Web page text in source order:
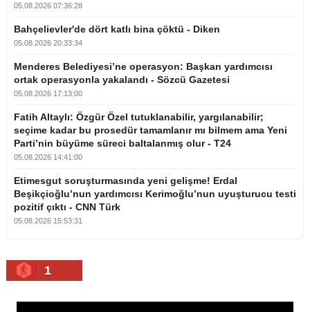
05.08.2026 07:36:28
Bahçelievler'de dört katlı bina çöktü - Diken
05.08.2026 20:33:34
Menderes Belediyesi’ne operasyon: Başkan yardımcısı
ortak operasyonla yakalandı - Sözcü Gazetesi
05.08.2026 17:13:00
Fatih Altaylı: Özgür Özel tutuklanabilir, yargılanabilir;
seçime kadar bu prosedür tamamlanır mı bilmem ama Yeni
Parti’nin büyüme süreci baltalanmış olur - T24
05.08.2026 14:41:00
Etimesgut soruşturmasında yeni gelişme! Erdal
Beşikçioğlu’nun yardımcısı Kerimoğlu’nun uyuşturucu testi
pozitif çıktı - CNN Türk
05.08.2026 15:53:31
1